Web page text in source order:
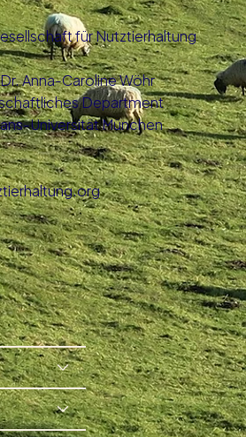
für Nutztierhaltung
Anna-Caroline Wöhr
Department
Universität München